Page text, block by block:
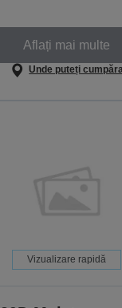
Aflați mai multe
Unde puteți
Vizualizare rapidă